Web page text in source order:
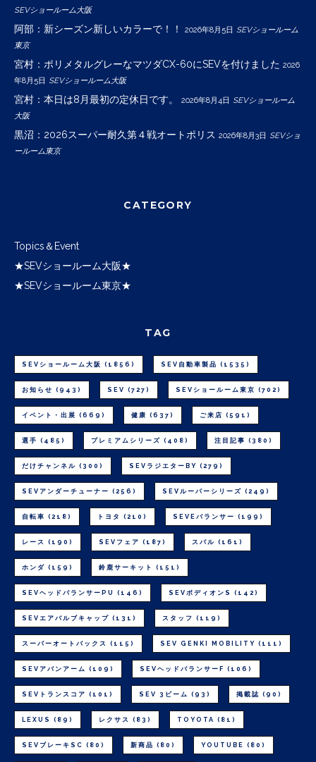
SEVショールーム大阪
阿部：新シーズン新しいカラーで！！ 2026年8月5日 SEVショールーム
東京
宮村：ポリメタルグレーなマツダCX-60にSEVを付けました 2026
年8月5日 SEVショールーム大阪
宮村：本日は8月最初の定休日です。 2026年8月4日 SEVショールーム
大阪
黒沼：2026スーパー耐久第４戦オートポリス 2026年8月3日 SEVショ
ールーム東京
CATEGORY
Topics＆Event
★SEVショールーム大阪★
★SEVショールーム東京★
TAG
SEVショールーム大阪 (1856) SEV自動車製品 (1535)
お知らせ (943) SEV (727) SEVショールーム東京 (702)
イベント・出展 (669) 健康 (637) ご来店 (591)
選手 (485) プレミアムシリーズ (408) 注目記事 (380)
だけチャンネル (300) SEVラジエターBY (279)
SEVアンダーチューナー (256) SEVルーパーシリーズ (249)
自転車 (218) トヨタ (210) SEVEバランサー (199)
レース (190) SEVフェア (187) スバル (161)
ホンダ (159) 鈴鹿サーキット (151)
SEVヘッドバランサーPU (146) SEVボディオンS (142)
SEVエアバルブキャップ (131) スタッフ (119)
スーパーオートバックス (115) SEV GENKI MOBILITY (111)
SEVアバンアーム (109) SEVヘッドバランサーF (106)
SEVトランスコア (101) SEV 3ビーム (93) 掲載誌 (90)
LEXUS (89) レクサス (83) TOYOTA (81)
SEVブレーキSC (80) 新商品 (80) YOUTUBE (80)